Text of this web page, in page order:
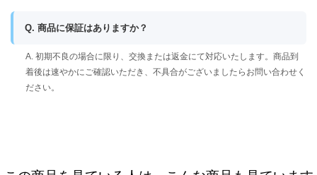
Q. 商品に保証はありますか？
A. 初期不良の場合に限り、交換または返金にて対応いたします。商品到
着後は速やかにご確認いただき、不具合がございましたらお問い合わせく
ださい。